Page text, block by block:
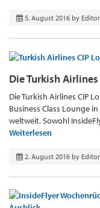
5. August 2016 by Editor
Die Turkish
Die Turkish Airlines CIP
Business Class Lounge
weltweit. Sowohl
Weiterlesen
2. August 2016 by Editor